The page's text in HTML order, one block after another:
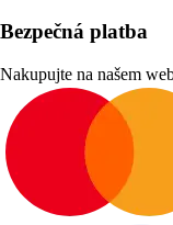
Bezpečná platba
Nakupujte na našem